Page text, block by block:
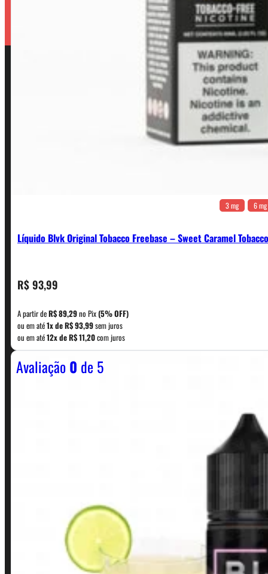
3 mg 6 mg
Líquido Blvk Original Tobacco Freebase – Sweet Caramel Tobacco
R$93,99
A partir deR$89,29no Pix(5% OFF)
ou em até1x deR$93,99sem juros
ou em até12x deR$11,20com juros
Avaliação0 de 5
CONTATO
WhatsApp: (11) 5229-0120
Horário: Política de Horario e Fretes
Minha conta
Finalização de compra